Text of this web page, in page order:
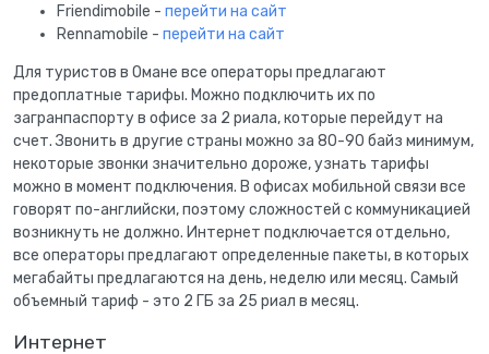
Friendimobile - перейти на сайт
Rennamobile - перейти на сайт
Для туристов в Омане все операторы предлагают
предоплатные тарифы. Можно подключить их по
загранпаспорту в офисе за 2 риала, которые перейдут на
счет. Звонить в другие страны можно за 80-90 байз минимум,
некоторые звонки значительно дороже, узнать тарифы
можно в момент подключения. В офисах мобильной связи все
говорят по-английски, поэтому сложностей с коммуникацией
возникнуть не должно. Интернет подключается отдельно,
все операторы предлагают определенные пакеты, в которых
мегабайты предлагаются на день, неделю или месяц. Самый
объемный тариф - это 2 ГБ за 25 риал в месяц.
Интернет